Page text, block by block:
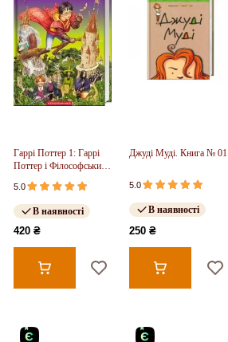
Гаррі Поттер 1: Гаррі
Поттер і Філософський
камінь
5.0
В наявності
420 ₴
Джуді Муді. Книга № 01
5.0
В наявності
250 ₴